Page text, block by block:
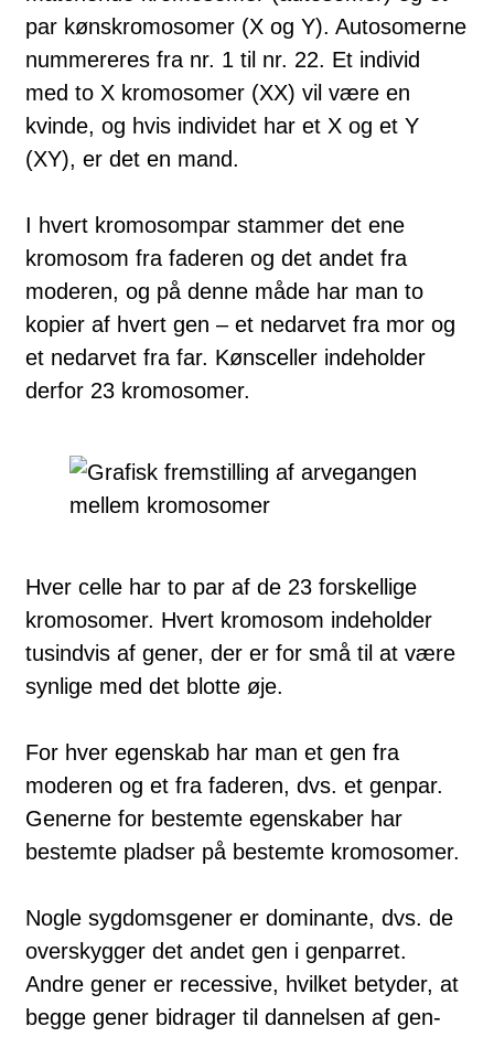
par kønskromosomer (X og Y). Autosomerne
nummereres fra nr. 1 til nr. 22. Et individ
med to X kro­mo­somer (XX) vil være en
kvinde, og hvis individet har et X og et Y
(XY), er det en mand.
I hvert kromosompar stammer det ene
kromosom fra faderen og det andet fra
moderen, og på denne måde har man to
kopier af hvert gen – et nedarvet fra mor og
et nedarvet fra far. Kønsceller indeholder
derfor 23 kro­mosomer.
Hver celle har to par af de 23 forskellige
kromosomer. Hvert kro­mosom indeholder
tus­ind­vis af gener, der er for små til at væ­re
syn­lige med det blotte øje.
For hver egenskab har man et gen fra
moderen og et fra faderen, dvs. et gen­par.
Generne for bestemte egenskaber har
bestemte pladser på bestemte kro­mosomer.
Nogle sygdomsgener er dominante, dvs. de
overskygger det and­et gen i genparret.
Andre gener er recessive, hvilket betyder, at
begge gen­er bidrager til dannelsen af gen-